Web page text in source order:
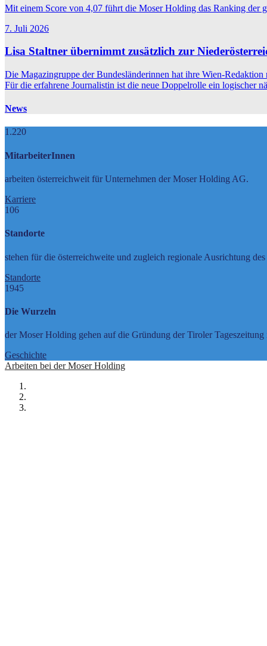
Mit einem Score von 4,07 führt die Moser Holding das Ranking der
7. Juli 2026
Lisa Staltner übernimmt zusätzlich zur
Die Magazingruppe der Bundesländerinnen hat ihre Wien-
Für die erfahrene Journalistin ist die neue Doppelrolle ein logischer
News
1.220
MitarbeiterInnen
arbeiten österreichweit für Unternehmen der Moser Holding AG.
Karriere
106
Standorte
stehen für die österreichweite und zugleich regionale Ausrichtung
Standorte
1945
Die Wurzeln
der Moser Holding gehen auf die Gründung der Tiroler
Geschichte
Arbeiten bei der Moser Holding